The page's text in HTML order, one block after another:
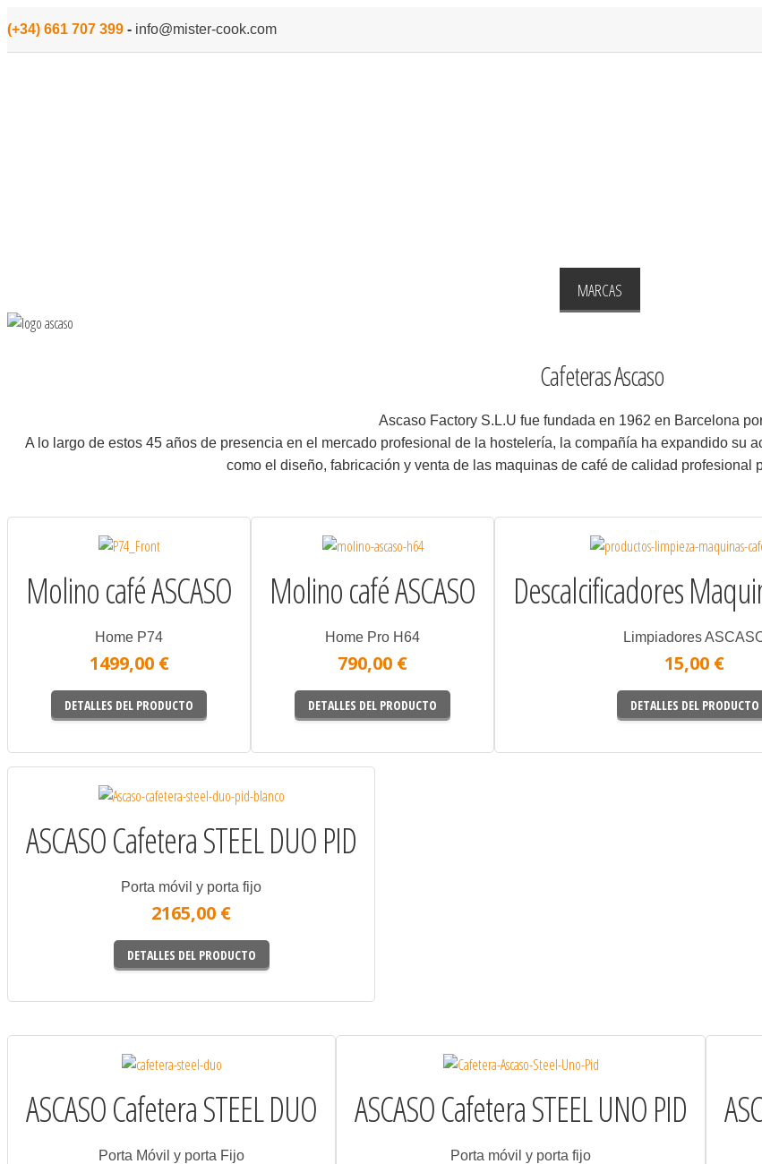
(+34) 661 707 399 - info@mister-cook.com
MARCAS
Cafeteras Ascaso
Ascaso Factory S.L.U fue fundada en 1962 en Barcelona
A lo largo de estos 45 años de presencia en el mercado profesional de la hostelería, la compañía ha expandido su
como el diseño, fabricación y venta de las maquinas de café de calidad profesional
Molino café ASCASO
Home P74
1499,00 €
DETALLES DEL PRODUCTO
Molino café ASCASO
Home Pro H64
790,00 €
DETALLES DEL PRODUCTO
Descalcificadores
Limpiadores
15,00 €
DETALLES DEL PRODUCTO
ASCASO Cafetera STEEL DUO PID
Porta móvil y porta fijo
2165,00 €
DETALLES DEL PRODUCTO
ASCASO Cafetera STEEL DUO
Porta Móvil y porta Fijo
ASCASO Cafetera STEEL UNO PID
Porta móvil y porta fijo